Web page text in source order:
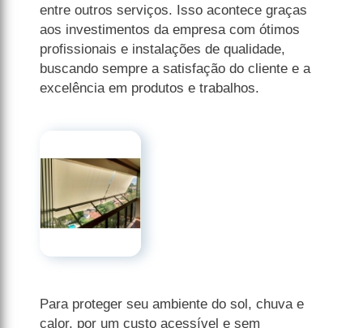
entre outros serviços. Isso acontece graças
aos investimentos da empresa com ótimos
profissionais e instalações de qualidade,
buscando sempre a satisfação do cliente e a
excelência em produtos e trabalhos.
Para proteger seu ambiente do sol, chuva e
calor, por um custo acessível e sem